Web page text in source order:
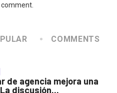
COMMENTS
de agencia mejora una
discusión...